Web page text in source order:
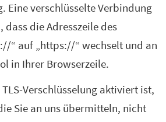
Eine verschlüsselte Verbindung
dass die Adresszeile des
“ auf „https://“ wechselt und an
in Ihrer Browserzeile.
TLS-Verschlüsselung aktiviert ist,
Sie an uns übermitteln, nicht